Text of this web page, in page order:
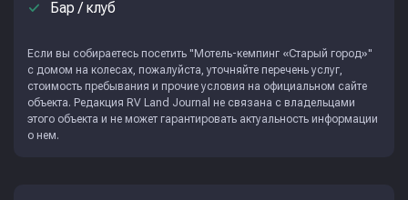
done Бар / клуб
Если вы собираетесь посетить "Мотель-кемпинг «Старый город»"
с домом на колесах, пожалуйста, уточняйте перечень услуг,
стоимость пребывания и прочие условия на официальном сайте
объекта. Редакция RV Land Journal не связана с владельцами
этого объекта и не может гарантировать актуальность информации
о нем.